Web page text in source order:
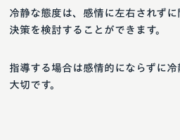
冷静な態度は、感情に左右されず
決策を検討することができます。
指導する場合は感情的にならずに
大切です。